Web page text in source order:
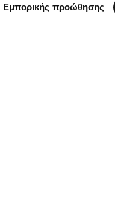
Εμπορικής προώθησης